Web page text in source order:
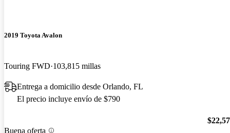
2019 Toyota Avalon
Touring FWD 103,815 millas
Entrega a domicilio desde Orlando, FL
El precio incluye envío de $790
Buena oferta